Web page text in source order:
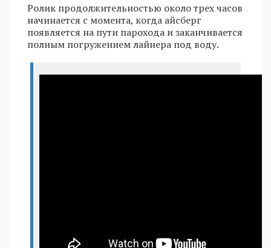
Ролик продолжительностью около трех часов
начинается с момента, когда айсберг
появляется на пути парохода и заканчивается
полным погружением лайнера под воду.